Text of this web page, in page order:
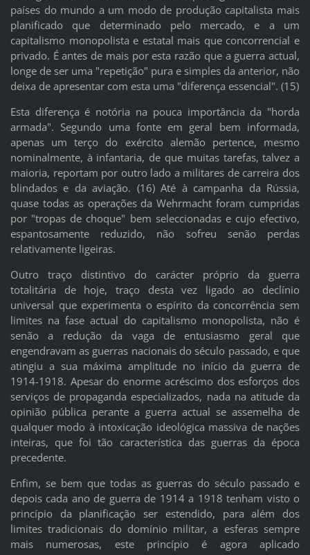
países do mundo a um modo de produção capitalista mais
planificado que determinado pelo mercado, e a um
capitalismo monopolista e estatal mais que concorrencial e
privado. É antes de mais por esta razão que a guerra actual,
longe de ser uma "repetição" pura e simples da anterior, não
deixa de apresentar com esta uma "diferença essencial". (15)
Esta diferença é notória na pouca importância da "horda
armada". Segundo uma fonte em geral bem informada,
apenas um terço do exército alemão pertence, mesmo
nominalmente, à infantaria, de que muitas tarefas, talvez a
maioria, reportam por outro lado a militares de carreira dos
blindados e da aviação. (16) Até à campanha da Rússia,
quase todas as operações da Wehrmacht foram cumpridas
por "tropas de choque" bem seleccionadas e cujo efectivo,
espantosamente reduzido, não sofreu senão perdas
relativamente ligeiras.
Outro traço distintivo do carácter próprio da guerra
totalitária de hoje, traço desta vez ligado ao declínio
universal que experimenta o espírito da concorrência sem
limites na fase actual do capitalismo monopolista, não é
senão a redução da vaga de entusiasmo geral que
engendravam as guerras nacionais do século passado, e que
atingiu a sua máxima amplitude no início da guerra de
1914-1918. Apesar do enorme acréscimo dos esforços dos
serviços de propaganda especializados, nada na atitude da
opinião pública perante a guerra actual se assemelha de
qualquer modo à intoxicação ideológica massiva de nações
inteiras, que foi tão característica das guerras da época
precedente.
Enfim, se bem que todas as guerras do século passado e
depois cada ano de guerra de 1914 a 1918 tenham visto o
princípio da planificação ser estendido, para além dos
limites tradicionais do domínio militar, a esferas sempre
mais numerosas, este princípio é agora aplicado